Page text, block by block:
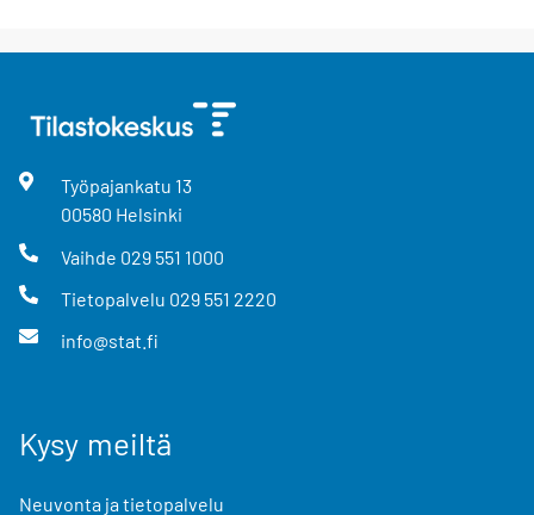
Työpajankatu 13
00580 Helsinki
Vaihde 029 551 1000
Tietopalvelu 029 551 2220
info@stat.fi
Kysy meiltä
Neuvonta ja tietopalvelu